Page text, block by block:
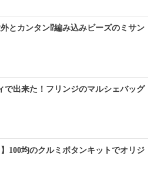
外とカンタン⁉編み込みビーズのミサン
で出来た！フリンジのマルシェバッグ
】100均のクルミボタンキットでオリジ